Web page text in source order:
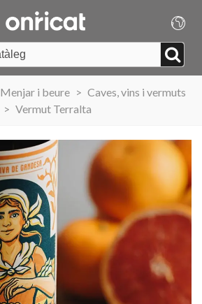
Menjar i beure > Caves, vins i vermuts
> Vermut Terralta